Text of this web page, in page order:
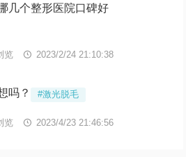
几个整形医院口碑好
览  2023/2/24 21:10:38
吗？ #激光脱毛
览  2023/4/23 21:46:56